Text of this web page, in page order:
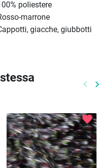
poliestere
marrone
giacche, giubbotti
keyboard_arrow_left keyboard_arrow_right
favorite